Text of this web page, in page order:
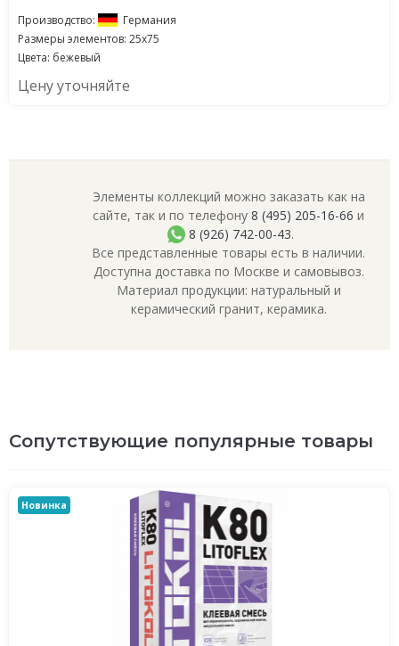
Производство:
Германия
Размеры элементов: 25x75
Цвета: бежевый
Цену уточняйте
Элементы коллекций можно заказать как на
сайте, так и по телефону 8 (495) 205-16-66 и
8 (926) 742-00-43.
Все представленные товары есть в наличии.
Доступна доставка по Москве и самовывоз.
Материал продукции: натуральный и
керамический гранит, керамика.
Сопутствующие популярные товары
Новинка